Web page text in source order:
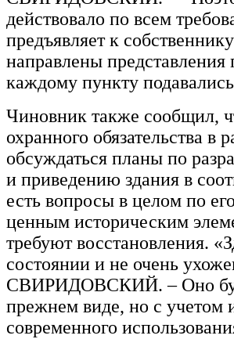
действовало по всем
предъявляет к
направлены
каждому пункту
Чиновник также сообщил,
охранного обязательства в
обсуждаться планы по
и приведению здания в
есть вопросы в целом по
ценным историческим
требуют восстановления.
состоянии и не очень
СВИРИДОВСКИЙ. – Оно
прежнем виде, но с учетом
современного